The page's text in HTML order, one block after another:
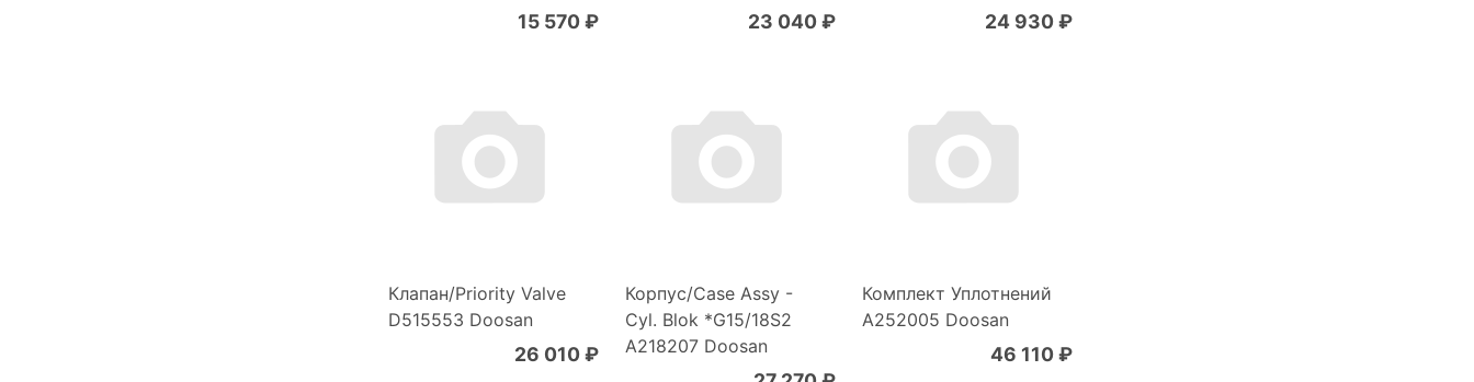
15 570 ₽ 23 040 ₽ 24 930 ₽
Клапан/Priority Valve
D515553 Doosan
26 010 ₽
Корпус/Case Assy -
Cyl. Blok *G15/18S2
A218207 Doosan
Комплект Уплотнений
A252005 Doosan
46 110 ₽